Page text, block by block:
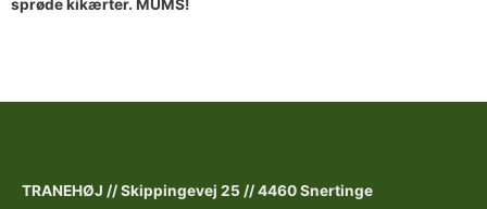
sprøde kikærter. MUMS!
TRANEHØJ //Skippingevej 25 //4460 Snertinge